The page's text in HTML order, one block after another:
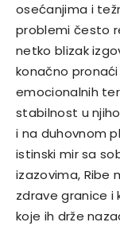
osećanjima i
problemi često
netko blizak
konačno
emocionalnih
stabilnost u
i na duhovnom
istinski mir sa
izazovima, Ribe
zdrave granice i
koje ih drže